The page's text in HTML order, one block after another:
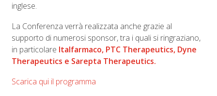
inglese.
La Conferenza verrà realizzata anche grazie al
supporto di numerosi sponsor, tra i quali si ringraziano,
in particolare Italfarmaco, PTC Therapeutics, Dyne
Therapeutics e Sarepta Therapeutics.
Scarica qui il programma